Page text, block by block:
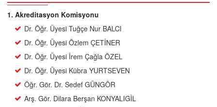
1. Akreditasyon Komisyonu
Dr. Öğr. Üyesi Tuğçe Nur BALCI
Dr. Öğr. Üyesi Özlem ÇETİNER
Dr. Öğr. Üyesi İrem Çağla ÖZEL
Dr. Öğr. Üyesi Kübra YURTSEVEN
Öğr. Gör. Dr. Sedef GÜNGÖR
Arş. Gör. Dilara Berşan KONYALIGİL